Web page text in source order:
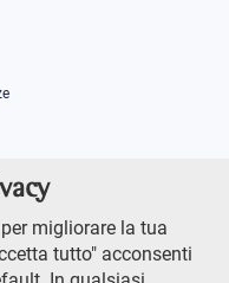
migliorare la tua
tutto" acconsenti